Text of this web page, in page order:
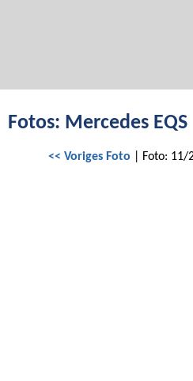
Fotos: Mercedes EQS
<< Voriges Foto | Foto: 11/